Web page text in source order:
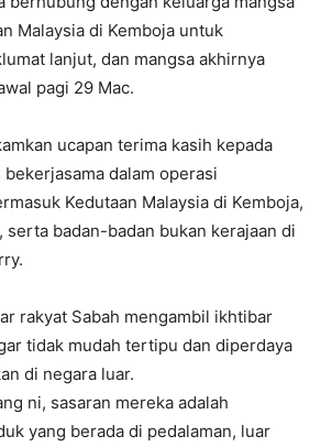
Malaysia di Kemboja untuk
lanjut, dan mangsa akhirnya
pagi 29 Mac.
ucapan terima kasih kepada
dalam operasi
Kedutaan Malaysia di Kemboja,
serta badan-badan bukan kerajaan di
rakyat Sabah mengambil ikhtibar
tidak mudah tertipu dan diperdaya
di negara luar.
ni, sasaran mereka adalah
yang berada di pedalaman, luar